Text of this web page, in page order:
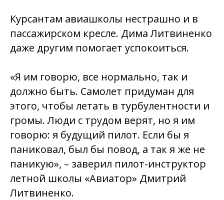
Курсантам авиашколы нестрашно и в
пассажирском кресле. Дима Литвиненко
даже другим помогает успокоиться.
«Я им говорю, все нормально, так и
должно быть. Самолет придуман для
этого, чтобы летать в турбулентности и
громы. Люди с трудом верят, но я им
говорю: я будущий пилот. Если бы я
паниковал, был бы повод, а так я же не
паникую», – заверил пилот-инструктор
летной школы «Авиатор» Дмитрий
Литвиненко.